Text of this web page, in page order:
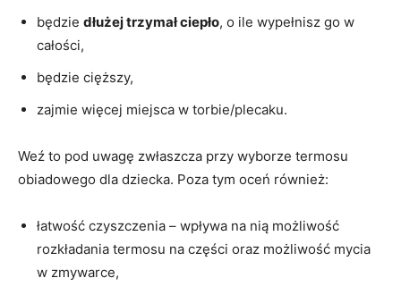
będzie dłużej trzymał ciepło, o ile wypełnisz go w
całości,
będzie cięższy,
zajmie więcej miejsca w torbie/plecaku.
Weź to pod uwagę zwłaszcza przy wyborze termosu
obiadowego dla dziecka. Poza tym oceń również:
łatwość czyszczenia – wpływa na nią możliwość
rozkładania termosu na części oraz możliwość mycia
w zmywarce,